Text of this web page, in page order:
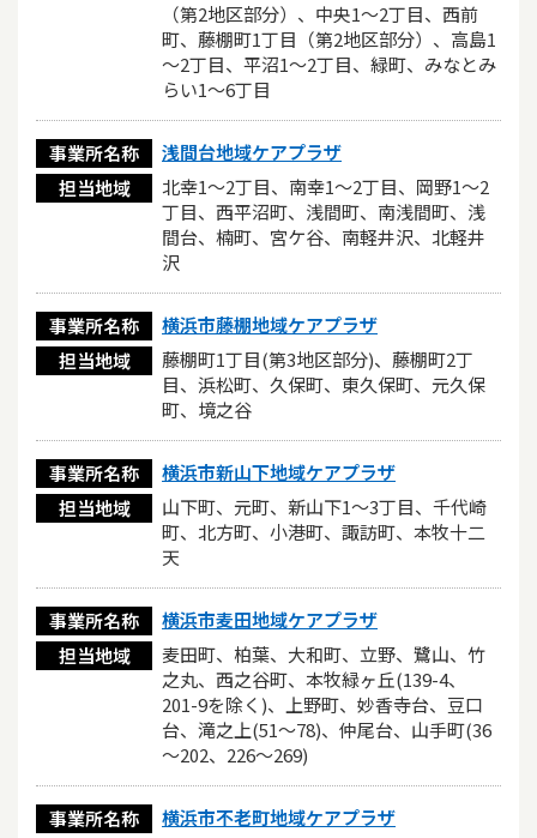
（第2地区部分）、中央1～2丁目、西前
町、藤棚町1丁目（第2地区部分）、高島1
～2丁目、平沼1～2丁目、緑町、みなとみ
らい1～6丁目
事業所名称
浅間台地域ケアプラザ
担当地域
北幸1～2丁目、南幸1～2丁目、岡野1～2
丁目、西平沼町、浅間町、南浅間町、浅
間台、楠町、宮ケ谷、南軽井沢、北軽井
沢
事業所名称
横浜市藤棚地域ケアプラザ
担当地域
藤棚町1丁目(第3地区部分)、藤棚町2丁
目、浜松町、久保町、東久保町、元久保
町、境之谷
事業所名称
横浜市新山下地域ケアプラザ
担当地域
山下町、元町、新山下1～3丁目、千代崎
町、北方町、小港町、諏訪町、本牧十二
天
事業所名称
横浜市麦田地域ケアプラザ
担当地域
麦田町、柏葉、大和町、立野、鷺山、竹
之丸、西之谷町、本牧緑ヶ丘(139-4、
201-9を除く)、上野町、妙香寺台、豆口
台、滝之上(51～78)、仲尾台、山手町(36
～202、226～269)
事業所名称
横浜市不老町地域ケアプラザ